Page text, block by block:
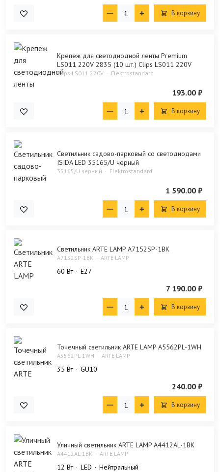
В корзину
Крепеж для светодиодной ленты Premium
LS011 220V 2835 (10 шт.) Clips LS011 220V
Clips LS011 220V Elektrostandard
193.00 ₽
В корзину
Светильник садово-парковый со светодиодами
ISIDA LED 35165/U черный
35165/U черный Elektrostandard
1 590.00 ₽
В корзину
Светильник ARTE LAMP A7152SP-1BK
A7152SP-1BK ARTE LAMP
60 Bт E27
7 190.00 ₽
В корзину
Точечный светильник ARTE LAMP A5562PL-1WH
A5562PL-1WH ARTE LAMP
35 Bт GU10
240.00 ₽
В корзину
Уличный светильник ARTE LAMP A4412AL-1BK
A4412AL-1BK ARTE LAMP
12 Bт LED Нейтральный